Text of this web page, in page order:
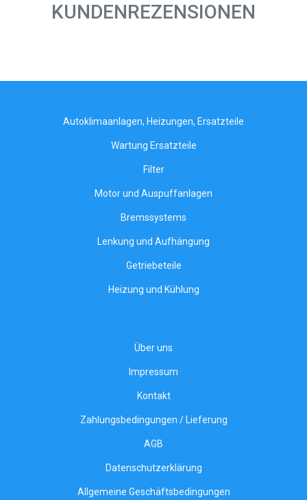
KUNDENREZENSIONEN
Autoklimaanlagen, Heizungen, Ersatzteile
Wartung Ersatzteile
Filter
Motor und Auspuffanlagen
Bremssystems
Lenkung und Aufhängung
Getriebeteile
Heizung und Kühlung
Über uns
Impressum
Kontakt
Zahlungsbedingungen / Lieferung
AGB
Datenschutzerklärung
Allgemeine Geschäftsbedingungen